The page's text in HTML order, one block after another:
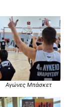
Αγώνες Μπάσκετ